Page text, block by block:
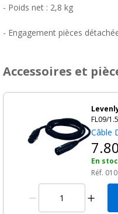
- Poids net : 2,8 kg
- Engagement pièces
Accessoires et
FL09/
Câble
En
Réf.